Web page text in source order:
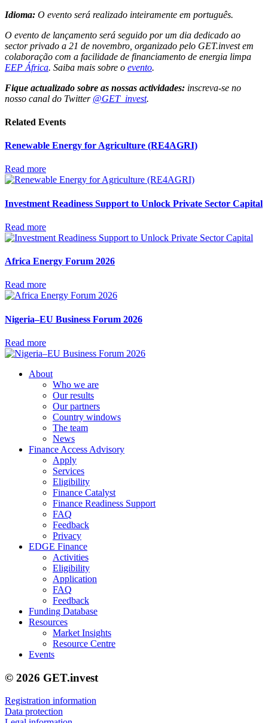
Idioma: O evento será realizado inteiramente em português.
O evento de lançamento será seguido por um dia dedicado ao
sector privado a 21 de novembro, organizado pelo GET.invest em
colaboração com a facilidade de financiamento de energia limpa
EEP África. Saiba mais sobre o evento.
Fique actualizado sobre as nossas actividades: inscreva-se no
nosso canal do Twitter @GET_invest.
Related Events
Renewable Energy for Agriculture (RE4AGRI)
Read more
Investment Readiness Support to Unlock Private Sector Capital
Read more
Africa Energy Forum 2026
Read more
Nigeria–EU Business Forum 2026
Read more
About
Who we are
Our results
Our partners
Country windows
The team
News
Finance Access Advisory
Apply
Services
Eligibility
Finance Catalyst
Finance Readiness Support
FAQ
Feedback
Privacy
EDGE Finance
Activities
Eligibility
Application
FAQ
Feedback
Funding Database
Resources
Market Insights
Resource Centre
Events
© 2026 GET.invest
Registration information
Data protection